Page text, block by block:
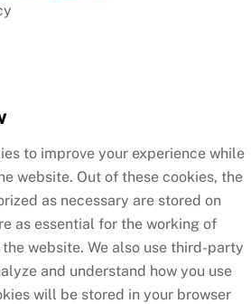
to improve your experience while
website. Out of these cookies, the
as necessary are stored on
as essential for the working of
website. We also use third-party
and understand how you use
will be stored in your browser